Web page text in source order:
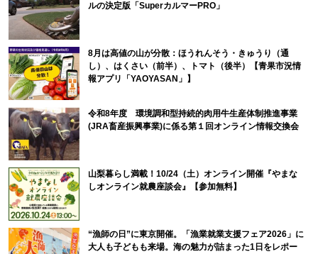
ルの決定版「SuperカルマーPRO」
8月は高値の山が分散：ほうれんそう・きゅうり（通
し）、はくさい（前半）、トマト（後半）【青果市況情
報アプリ「YAOYASAN」】
令和8年度 環境調和型持続的肉用牛生産体制推進事業
(JRA畜産振興事業)に係る第１回オンライン情報交換会
山梨暮らし満載！10/24（土）オンライン開催『やまな
しオンライン就農座談会』【参加無料】
“漁師の日”に東京開催。「漁業就業支援フェア2026」に
大人も子どもも来場。海の魅力が詰まった1日をレポー